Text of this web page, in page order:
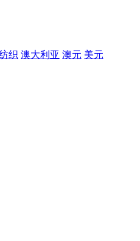
织 澳大利亚 澳元 美元